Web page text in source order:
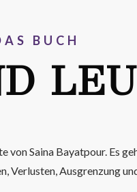
BUCH
von Saina Bayatpour. Es
Verlusten, Ausgrenzung